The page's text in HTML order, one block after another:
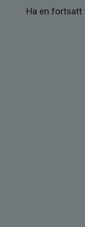
Ha en fortsatt